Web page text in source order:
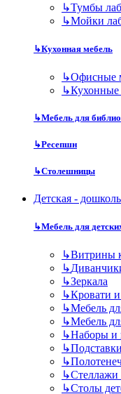
↳Тумбы
↳Мойки
↳Кухонная мебель
↳Офисные
↳Кухонные
↳Мебель для
↳Ресепшн
↳Столешницы
Детская -
↳Мебель для
↳Витрины
↳
↳Зеркала
↳Кровати
↳Мебель
↳Мебель
↳Наборы и
↳
↳
↳Стеллажи
↳Столы